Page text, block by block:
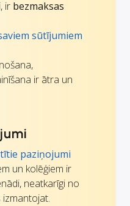
ir bezmaksas
sūtījumiem
ir ātra un
paziņojumi
un kolēģiem ir
neatkarīgi no